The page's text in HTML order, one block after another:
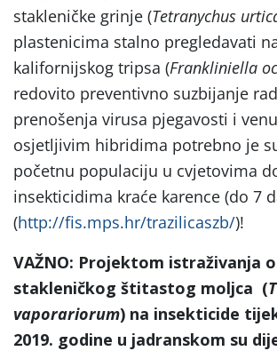
stakleničke grinje (Tetranychus
plastenicima stalno pregledavati
kalifornijskog tripsa (Frankliniella
redovito preventivno suzbijanje
prenošenja virusa pjegavosti i
osjetljivim hibridima potrebno je
početnu populaciju u cvjetovima
insekticidima kraće karence (do 7
(http://fis.mps.hr/trazilicaszb/)!
VAŽNO: Projektom istraživanja
stakleničkog štitastog moljca (
vaporariorum) na insekticide
2019. godine u jadranskom su